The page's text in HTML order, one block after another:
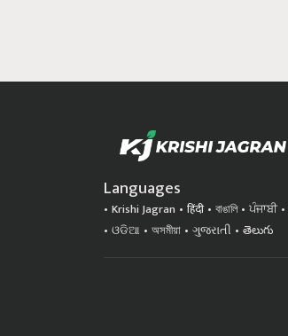
Languages
Krishi Jagran हिंदी বাঙালি ਪੰਜਾਬੀ
ଓଡିଆ
অসমীয়া ગુજરાતી తెలుగు